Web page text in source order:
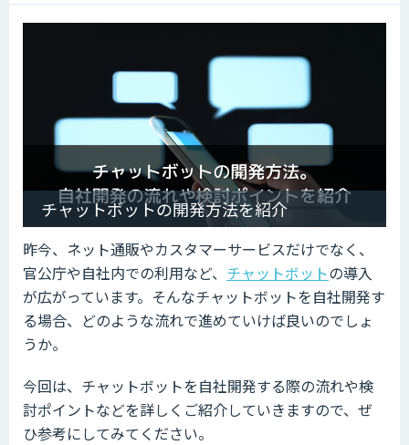
チャットボットの開発方法を紹介
昨今、ネット通販やカスタマーサービスだけでなく、
官公庁や自社内での利用など、 チャットボットの導入
が広がっています。そんなチャットボットを自社開発す
る場合、どのような流れで進めていけば良いのでしょ
うか。
今回は、チャットボットを自社開発する際の流れや検
討ポイントなどを詳しくご紹介していきますので、ぜ
ひ参考にしてみてください。